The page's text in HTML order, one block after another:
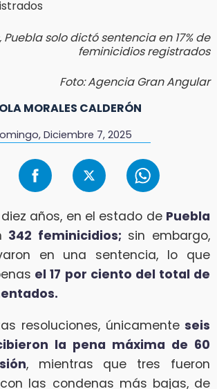
Puebla solo dictó sentencia en 17% de
feminicidios registrados
Foto: Agencia Gran Angular
MORALES CALDERÓN
Diciembre 7, 2025
años, en el estado de Puebla
342 feminicidios; sin embargo,
en una sentencia, lo que
el 17 por ciento del total de
resoluciones, únicamente seis
la pena máxima de 60
, mientras que tres fueron
las condenas más bajas, de